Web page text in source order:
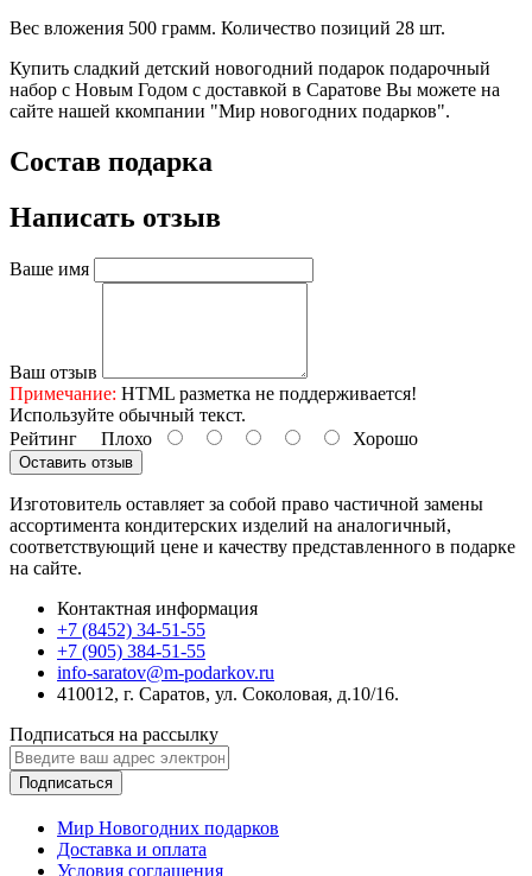
Вес вложения 500 грамм. Количество позиций 28 шт.
Купить сладкий детский новогодний подарок подарочный
набор с Новым Годом с доставкой в Саратове Вы можете на
сайте нашей ккомпании "Мир новогодних подарков".
Состав подарка
Написать отзыв
Ваше имя
Ваш отзыв
Примечание: HTML разметка не поддерживается!
Используйте обычный текст.
Рейтинг Плохо Хорошо
Оставить отзыв
Изготовитель оставляет за собой право частичной замены
ассортимента кондитерских изделий на аналогичный,
соответствующий цене и качеству представленного в подарке
на сайте.
Контактная информация
+7 (8452) 34-51-55
+7 (905) 384-51-55
info-saratov@m-podarkov.ru
410012, г. Саратов, ул. Соколовая, д.10/16.
Подписаться на рассылку
Подписаться
Мир Новогодних подарков
Доставка и оплата
Условия соглашения